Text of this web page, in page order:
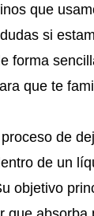
que
si
forma
que te
de
de un
objetivo